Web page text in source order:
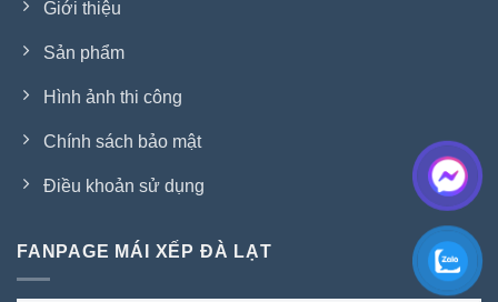
Giới thiệu
Sản phẩm
Hình ảnh thi công
Chính sách bảo mật
Điều khoản sử dụng
FANPAGE MÁI XẾP ĐÀ LẠT